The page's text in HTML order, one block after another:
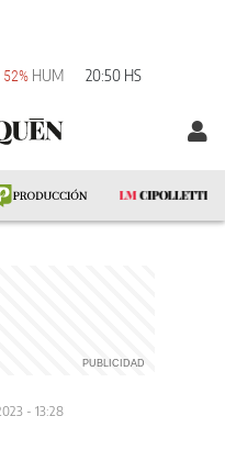
52% HUM 20:50 HS
- 13:28